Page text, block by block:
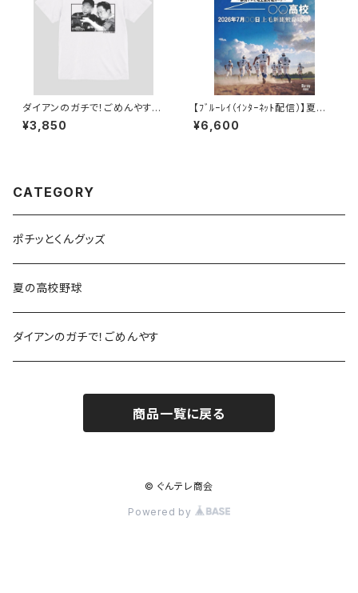
ダイアンのガチで！ごめんやす／
モノクログラフィックTシャツ [受
注期間：2026年8月31日(月)2
¥3,850
【ﾌﾞﾙｰﾚｲ（ｲﾝﾀｰﾈｯﾄ配信）】夏の
高校野球2026群馬大会
¥6,600
CATEGORY
ポチッとくんグッズ
夏の高校野球
ダイアンのガチで！ごめんやす
商品一覧に戻る
© ぐんテレ商会
Powered by